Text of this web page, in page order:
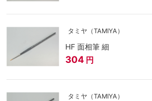
タミヤ（TAMIYA）
HF 面相筆 細
304 円
タミヤ（TAMIYA）